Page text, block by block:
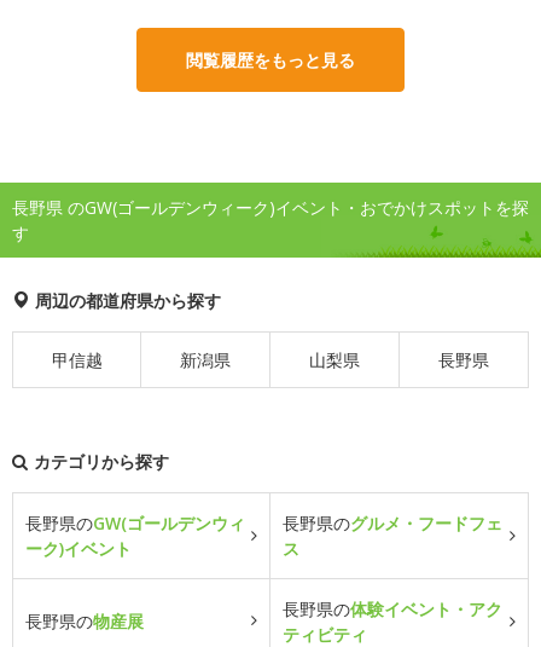
閲覧履歴をもっと見る
長野県 のGW(ゴールデンウィーク)イベント・おでかけスポットを探
す
周辺の都道府県から探す
甲信越 新潟県 山梨県 長野県
カテゴリから探す
長野県のGW(ゴールデンウィ
ーク)イベント
長野県のグルメ・フードフェ
ス
長野県の物産展
長野県の体験イベント・アク
ティビティ